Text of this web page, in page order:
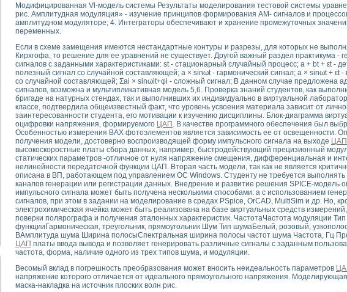
Интроскан
система
USB"
терапии серии СКАН
тензометрия и т.п.)
измерения параметров дизельных двигателей типа В-46
тяговых электродвигателей электровоза на базе устройств National Instruments
инструментов
элементной базы машин
module для моделирования электромагнитных процессов с целью отладки систем
скорости подвижного состава для тренажера машиниста состава
исследований в гиперзвуковых аэродинамических трубах
Nl SCXI для ультразвуковых контрольно-измерительных систем
сварных швов металлоконструкций
зрения в составе системы управления движением экраноплана
системы для лабораторных испытаний материалов методом акустической эмиссии
комплекс аппаратуры для определения тепловых и электрических характеристик и
процессов ДВС в динамических режимах
систем передачи данных
для исследования АЧХ и ФЧХ активных фильтров
для исследования параметров двухполюсников резонансным методом
операционных усилителей с применением аппаратно-программных средств NATIONAL
Модифицированная Vl-модель системы Результаты моделирования тестовой системы
рис. Амплитудная модуляция» - изучение принципов формирования АМ- сигналов и
амплитудном модуляторе; 4. Интеграторы обеспечивают и хранение промежуточных
переменных.
Если в схеме замещения имеются нестандартные контуры и разрезы, для которых не
Кирхгофа, то решение для ее уравнений не существует. Другой важный раздел практикума -
сигналов с заданными характеристиками: st - стационарный случайный процесс; а + bt + εt -
полезный сигнал со случайной составляющей; а × sinωt - гармонический сигнал; а × sinωt + εt -
со случайной составляющей; Σаi × sinωit+φi - сложный сигнал; В данном случае предложена
сигналов, возможна и мультипликативная модель 5,6. Проверка знаний студентов, как
бригаде на натурных стендах, так и выполнивших их индивидуально в виртуальной
классе, подтвердила общеизвестный факт, что уровень усвоения материала зависит от
заинтересованности студента, его мотивации к изучению дисциплины. Блок-диаграмма
оцифровки напряжения, формируемого ЦАП . В качестве программного обеспечения был
Особенностью измерения ВАХ фотоэлементов является зависимость ее от освещенности.
получения модели, достоверно воспроизводящей форму импульсного сигнала на выходе ЦАП
высокоскоростные платы сбора данных, например, быстродействующий прецизионный
статических параметров -отличное от нуля напряжение смещения, дифференциальная и
нелинейности передаточной функции ЦАП. Вторая часть модели, так как не является
описана в ВП, работающем под управлением ОС Windows. Студенту не требуется выполнять
каналов генерации или регистрации данных. Внедрение и развитие решения SPICE-модель
импульсного сигнала может быть получена несколькими способами: а с использованием
сигналов, при этом в задании на моделирование в средах PSpice, OrCAD, MultiSim и др. Но,
электрохимическая ячейка может быть реализована на базе виртуальных средств
поверки полярографа и получения эталонных характеристик. ЧастотаЧастота модуляции Тип
функцииГармоническая, треугольник, прямоугольник Шум Тип шумаБелый, розовый,
ВАмплитуда шума Ширина полосыСпектральная ширина полосы частот шума Частота, Гц
ЦАП платы ввода вывода и позволяет генерировать различные сигналы с заданным
частота, форма, наличие одного из трех типов шума, и модуляции.
Весомый вклад в погрешность преобразования может вносить неидеальность параметров
напряжение которого отличается от идеального прямоугольного напряжения.
маска-накладка на источник плоских волн рис.